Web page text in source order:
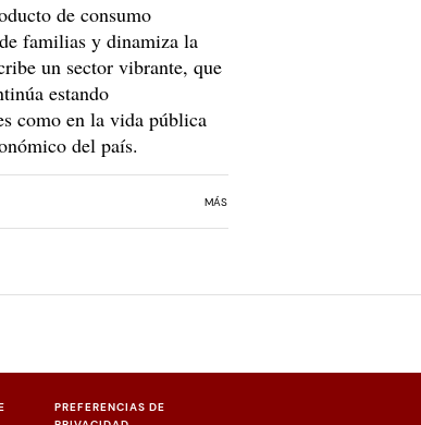
de consumo
familias y dinamiza la
un sector vibrante, que
estando
como en la vida pública
del país.
MÁS
PREFERENCIAS DE